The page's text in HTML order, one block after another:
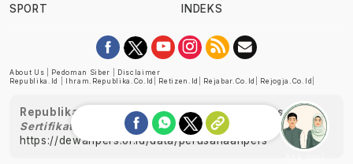
SPORT
INDEKS
About Us Pedoman Siber
Disclaimer
Republika.id
Ihram.republika.co.id Retizen.id Rejabar.co.id Rejogja.co.id
Republika telah diverifikasi oleh Dewan Pers
Sertifikat Nomor 1058/DP-Verifikasi/K/XII/2022
https://dewanpers.or.id/data/perusahaanpers